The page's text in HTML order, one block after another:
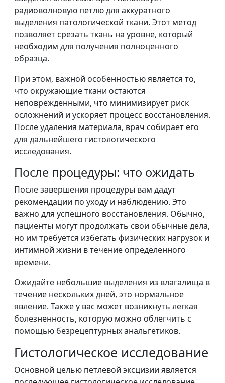
радиоволновую петлю для аккуратного
выделения патологической ткани. Этот метод
позволяет срезать ткань на уровне, который
необходим для получения полноценного
образца.
При этом, важной особенностью является то,
что окружающие ткани остаются
неповрежденными, что минимизирует риск
осложнений и ускоряет процесс восстановления.
После удаления материала, врач собирает его
для дальнейшего гистологического
исследования.
После процедуры: что ожидать
После завершения процедуры вам дадут
рекомендации по уходу и наблюдению. Это
важно для успешного восстановления. Обычно,
пациенты могут продолжать свои обычные дела,
но им требуется избегать физических нагрузок и
интимной жизни в течение определенного
времени.
Ожидайте небольшие выделения из влагалища в
течение нескольких дней, это нормальное
явление. Также у вас может возникнуть легкая
болезненность, которую можно облегчить с
помощью безрецептурных анальгетиков.
Гистологическое исследование
Основной целью петлевой эксцизии является